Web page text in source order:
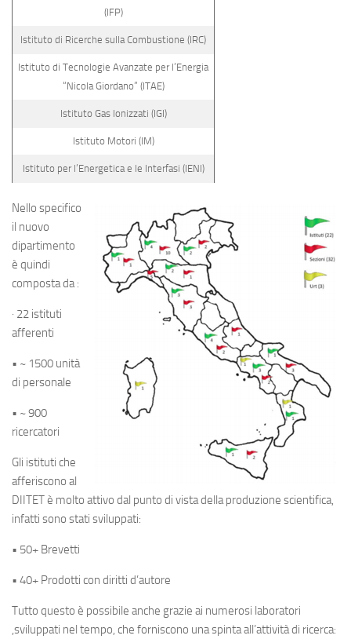
(IFP)
Istituto di Ricerche sulla Combustione (IRC)
Istituto di Tecnologie Avanzate per l’Energia
“Nicola Giordano” (ITAE)
Istituto Gas Ionizzati (IGI)
Istituto Motori (IM)
Istituto per l’Energetica e le Interfasi (IENI)
Nello specifico
il nuovo
dipartimento
è quindi
composta da :
· 22 istituti
afferenti
• ~ 1500 unità
di personale
• ~ 900
ricercatori
Gli istituti che
afferiscono al
DIITET è molto attivo dal punto di vista della produzione scientifica,
infatti sono stati sviluppati:
• 50+ Brevetti
• 40+ Prodotti con diritti d’autore
Tutto questo è possibile anche grazie ai numerosi laboratori
,sviluppati nel tempo, che forniscono una spinta all’attività di ricerca: